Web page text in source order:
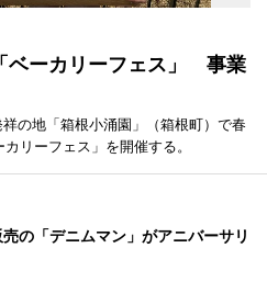
ベーカリーフェス」 事業
の地「箱根小涌園」（箱根町）で春
リーフェス」を開催する。
の「デニムマン」がアニバーサリ